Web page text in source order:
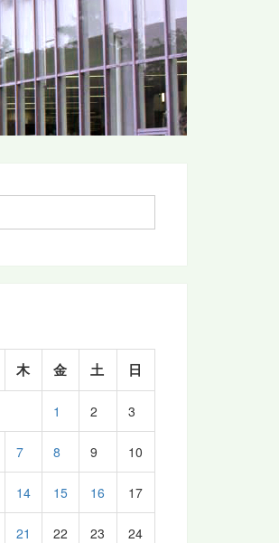
木 金 土 日
1 2 3
7 8 9 10
14 15 16 17
21 22 23 24